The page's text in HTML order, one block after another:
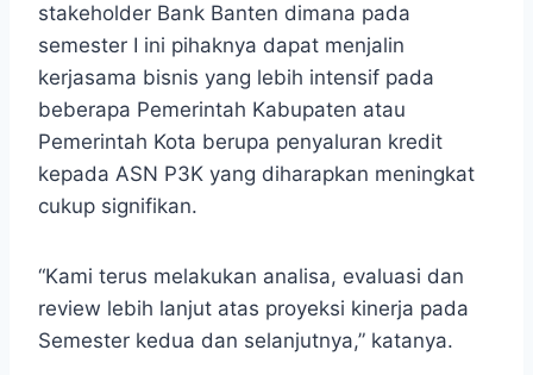
stakeholder Bank Banten dimana pada
semester I ini pihaknya dapat menjalin
kerjasama bisnis yang lebih intensif pada
beberapa Pemerintah Kabupaten atau
Pemerintah Kota berupa penyaluran kredit
kepada ASN P3K yang diharapkan meningkat
cukup signifikan.
“Kami terus melakukan analisa, evaluasi dan
review lebih lanjut atas proyeksi kinerja pada
Semester kedua dan selanjutnya,” katanya.